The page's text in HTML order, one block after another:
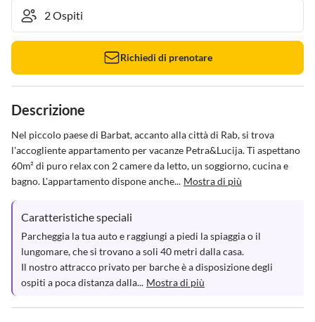
Richiedi di prenotare
Descrizione
Nel piccolo paese di Barbat, accanto alla città di Rab, si trova
l'accogliente appartamento per vacanze Petra&Lucija. Ti aspettano
60m² di puro relax con 2 camere da letto, un soggiorno, cucina e
bagno. L'appartamento dispone anche... Mostra di più
Caratteristiche speciali
Parcheggia la tua auto e raggiungi a piedi la spiaggia o il
lungomare, che si trovano a soli 40 metri dalla casa.
Il nostro attracco privato per barche è a disposizione degli
ospiti a poca distanza dalla... Mostra di più